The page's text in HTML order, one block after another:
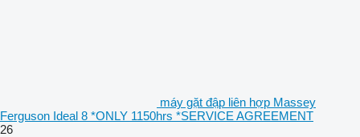
máy gặt đập liên hợp Massey
Ferguson Ideal 8 *ONLY 1150hrs *SERVICE AGREEMENT
26